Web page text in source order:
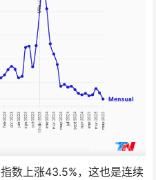
数上涨43.5%，这也是连续